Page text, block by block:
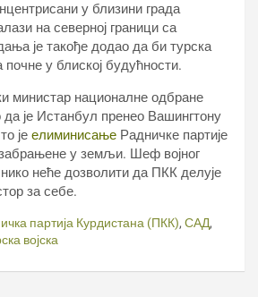
у близини града
на северној граници са
је такође додао да би турска
почне у блиској будућности.
министар националне одбране
је Истанбул пренео Вашингтону
је елиминисање Радничке партије
у земљи. Шеф војног
неће дозволити да ПКК делује
за себе.
партија Курдистана (ПКК), САД,
војска